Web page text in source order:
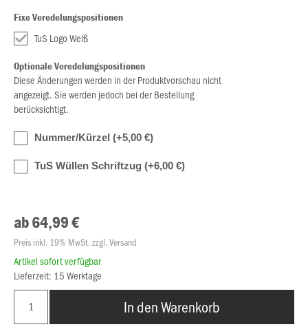
Fixe Veredelungspositionen
TuS Logo Weiß
Optionale Veredelungspositionen
Diese Änderungen werden in der Produktvorschau nicht
angezeigt. Sie werden jedoch bei der Bestellung
berücksichtigt.
Nummer/Kürzel (+5,00 €)
TuS Wüllen Schriftzug (+6,00 €)
ab 64,99 €
Preis inkl. 19% MwSt. zzgl. Versand
Artikel sofort verfügbar
Lieferzeit: 15 Werktage
In den Warenkorb